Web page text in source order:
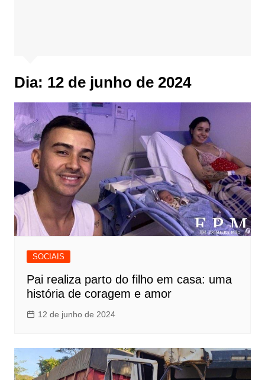
Dia: 12 de junho de 2024
SOCIAIS
Pai realiza parto do filho em casa: uma
história de coragem e amor
12 de junho de 2024